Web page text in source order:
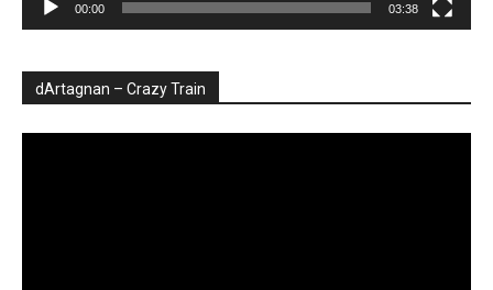
00:00 03:38
dArtagnan – Crazy Train